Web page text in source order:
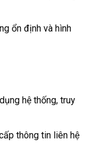
ổn định và hình
hệ thống, truy
thông tin liên hệ